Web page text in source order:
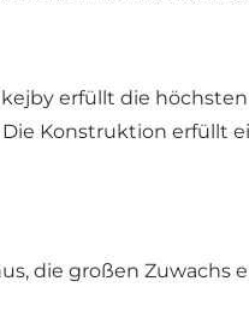
erfüllt die
Die Konstruktion erfüllt
die großen